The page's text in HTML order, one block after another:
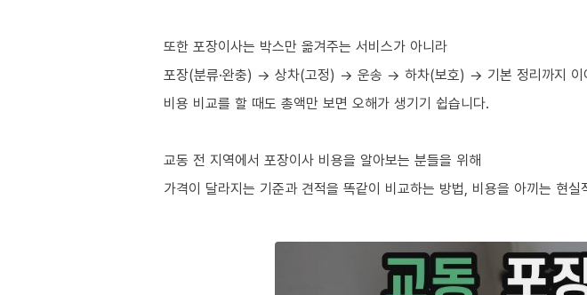
또한 포장이사는 박스만 옮겨주는 서비스가 아니라
포장(분류·완충) → 상차(고정) → 운송 → 하차(보호) → 기본 정리까지 이
비용 비교를 할 때도 총액만 보면 오해가 생기기 쉽습니다.
교동 전 지역에서 포장이사 비용을 알아보는 분들을 위해
가격이 달라지는 기준과 견적을 똑같이 비교하는 방법, 비용을 아끼는 현